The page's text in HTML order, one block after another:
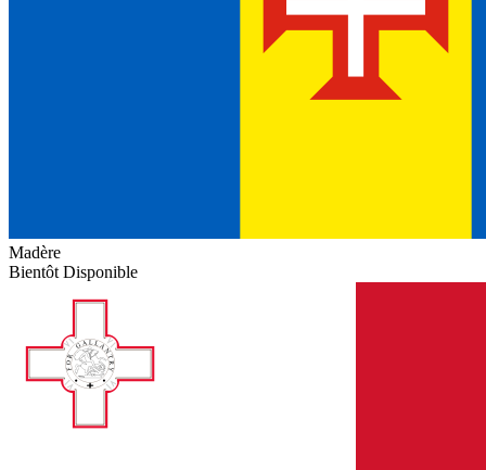
Madère
Bientôt Disponible